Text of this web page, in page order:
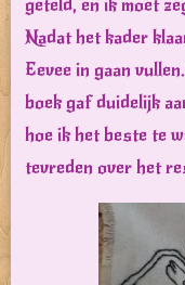
geteld, en ik moet
Nadat het kader
Eevee in gaan
boek gaf duidelijk
hoe ik het beste te
tevreden over het